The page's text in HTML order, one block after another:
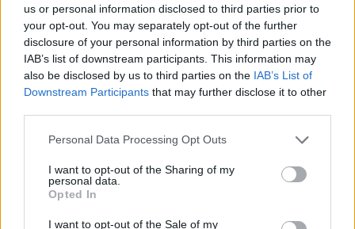
us or personal information disclosed to third parties prior to
your opt-out. You may separately opt-out of the further
disclosure of your personal information by third parties on the
IAB’s list of downstream participants. This information may
also be disclosed by us to third parties on the IAB’s List of
Downstream Participants that may further disclose it to other
Please note that this website/app uses one or more Google
not limited to your visit or usage behaviour. You may click to
grant or deny consent to Google and its third-party tags to
use your data for below specified purposes in below Google
consent section.
Personal Data Processing Opt Outs
I want to opt-out of the Sharing of my
personal data.
Opted In
I want to opt-out of the Sale of my
Blättern, gelben Blüten und braunen Samen.
Klicken oder tippen Sie auf das Bild, um weitere
Informationen und höhere Auflösungen zu erhalten.
Bockshornklee und
Blutzuckermanagement
Forschungen zeigen, dass Bockshornklee zur
Blutzuckerregulierung beitragen kann,
insbesondere bei Patienten mit Typ-2-Diabetes.